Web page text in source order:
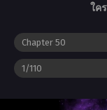
ใคร